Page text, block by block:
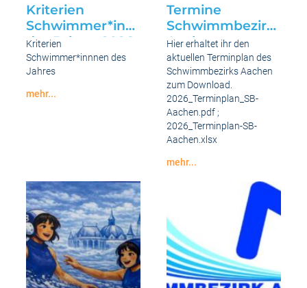
10.
Mai
2026
in
Mönchengladbach
Kriterien
Schwimmer*innen
des Jahres 2026
Kriterien
Schwimmer*innnen des
Jahres
mehr...
Termine
Schwimmbezirk
Aachen
Hier erhaltet ihr den
aktuellen Terminplan des
Schwimmbezirks Aachen
zum Download.
2026_Terminplan_SB-
Aachen.pdf ;
2026_Terminplan-SB-
Aachen.xlsx
mehr...